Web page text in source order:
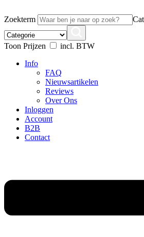
Zoekterm
Toon Prijzen
incl. BTW
Info
FAQ
Nieuwsartikelen
Reviews
Over Ons
Inloggen
Account
B2B
Contact